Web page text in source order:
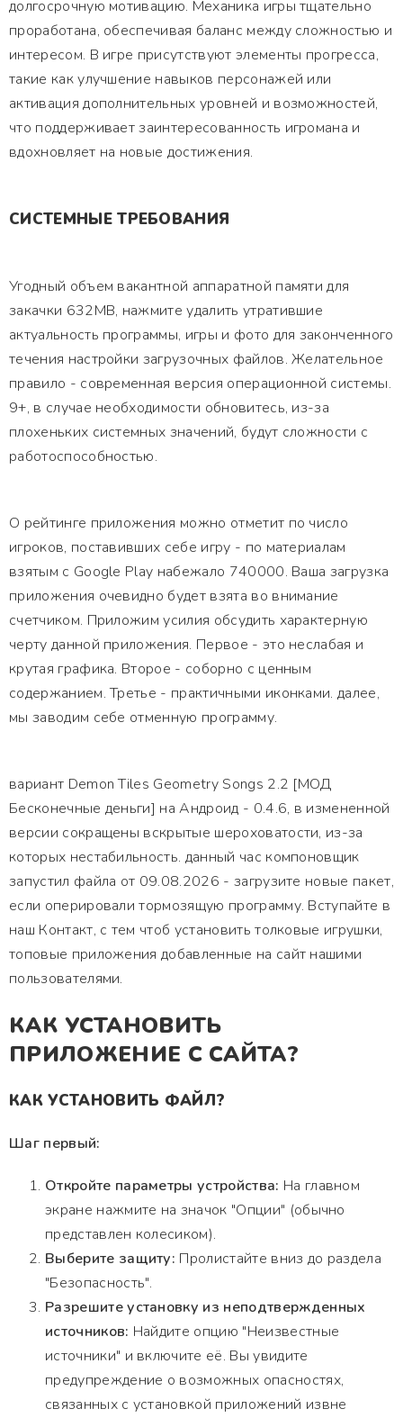
долгосрочную мотивацию. Механика игры тщательно
проработана, обеспечивая баланс между сложностью и
интересом. В игре присутствуют элементы прогресса,
такие как улучшение навыков персонажей или
активация дополнительных уровней и возможностей,
что поддерживает заинтересованность игромана и
вдохновляет на новые достижения.
СИСТЕМНЫЕ ТРЕБОВАНИЯ
Угодный объем вакантной аппаратной памяти для
закачки 632MB, нажмите удалить утратившие
актуальность программы, игры и фото для законченного
течения настройки загрузочных файлов. Желательное
правило - современная версия операционной системы.
9+, в случае необходимости обновитесь, из-за
плохеньких системных значений, будут сложности с
работоспособностью.
О рейтинге приложения можно отметит по число
игроков, поставивших себе игру - по материалам
взятым с Google Play набежало 740000. Ваша загрузка
приложения очевидно будет взята во внимание
счетчиком. Приложим усилия обсудить характерную
черту данной приложения. Первое - это неслабая и
крутая графика. Второе - соборно с ценным
содержанием. Третье - практичными иконками. далее,
мы заводим себе отменную программу.
вариант Demon Tiles Geometry Songs 2.2 [МОД
Бесконечные деньги] на Андроид - 0.4.6, в измененной
версии сокращены вскрытые шероховатости, из-за
которых нестабильность. данный час компоновщик
запустил файла от 09.08.2026 - загрузите новые пакет,
если оперировали тормозящую программу. Вступайте в
наш Контакт, с тем чтоб установить толковые игрушки,
топовые приложения добавленные на сайт нашими
пользователями.
КАК УСТАНОВИТЬ
ПРИЛОЖЕНИЕ С САЙТА?
КАК УСТАНОВИТЬ ФАЙЛ?
Шаг первый:
Откройте параметры устройства: На главном
экране нажмите на значок "Опции" (обычно
представлен колесиком).
Выберите защиту: Пролистайте вниз до раздела
"Безопасность".
Разрешите установку из неподтвержденных
источников: Найдите опцию "Неизвестные
источники" и включите её. Вы увидите
предупреждение о возможных опасностях,
связанных с установкой приложений извне